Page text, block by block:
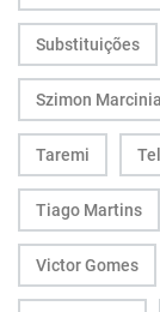
Substituições
Szimon
Taremi
Tiago Martins
Victor Gomes